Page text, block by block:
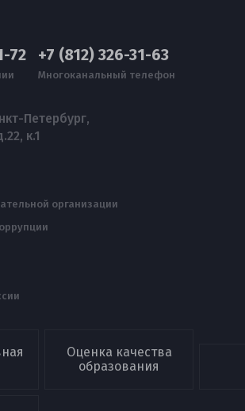
72 +7 (812) 326-31-63
Многоканальный телефон
Петербург,
к.1
организации
Оценка качества
образования